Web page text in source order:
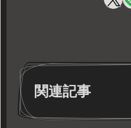
関連記事